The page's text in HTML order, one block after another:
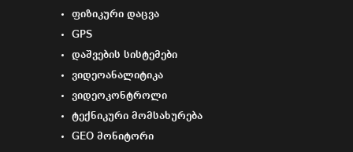
ფიზიკური დაცვა
GPS
დაშვების სისტემები
ვიდეოანალიტიკა
ვიდეოკონტროლი
ტექნიკური მომსახურება
GEO მონიტორი